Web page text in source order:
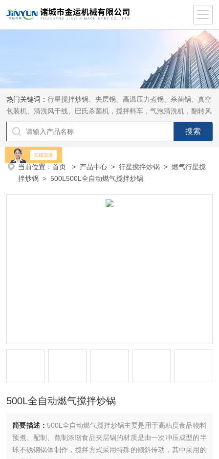
热门关键词：行星搅拌炒锅、夹层锅、高温压力煮锅、杀菌锅、真空
包装机、清洗风干线、巴氏杀菌机，搅拌料车，气泡清洗机，翻转风
干机
当前位置：首页 > 产品中心 >行星搅拌炒锅 >燃气行星搅
拌炒锅 > 500L500L全自动燃气搅拌炒锅
500L全自动燃气搅拌炒锅
简要描述： 500L全自动燃气搅拌炒锅主要是用于高粘度食品物料
预煮、配制、熬制浓缩食品夹层锅的材质是由一次冲压成型的半
球不锈钢锅体制作，搅拌方式采用特殊的倾斜传动，其中采用的